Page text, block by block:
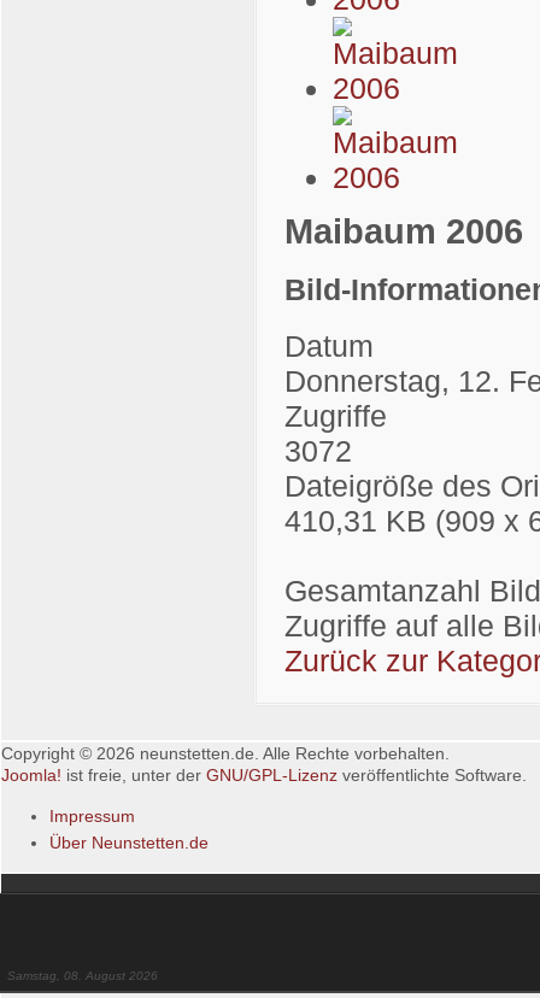
Maibaum 2006
Bild-
Datum
Donnerstag, 12.
Zugriffe
3072
Dateigröße des
410,31 KB (909 x
Gesamtanzahl
Zugriffe auf alle
Zurück zur
Copyright © 2026 neunstetten.de. Alle Rechte vorbehalten.
Joomla! ist freie, unter der GNU/GPL-Lizenz veröffentlichte Software.
Impressum
Über Neunstetten.de
Samstag, 08. August 2026